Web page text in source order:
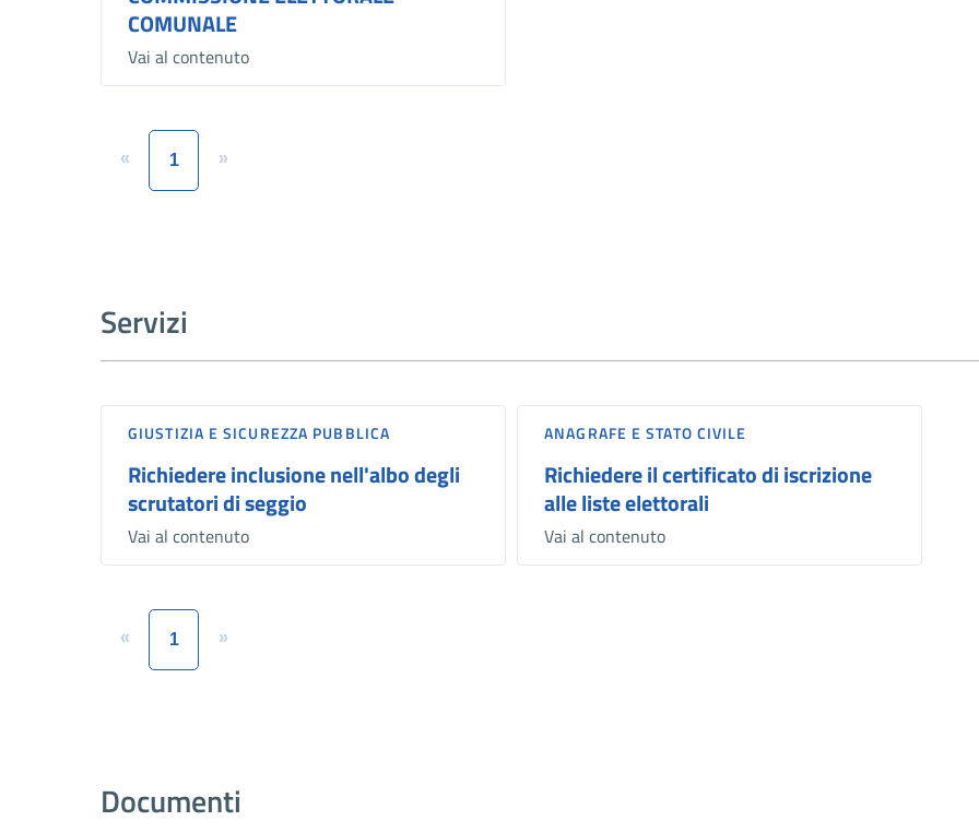
COMUNALE
Vai al contenuto
« 1 »
Servizi
GIUSTIZIA E SICUREZZA PUBBLICA
Richiedere inclusione nell'albo degli
scrutatori di seggio
Vai al contenuto
ANAGRAFE E STATO CIVILE
Richiedere il certificato di iscrizione
alle liste elettorali
Vai al contenuto
« 1 »
Documenti